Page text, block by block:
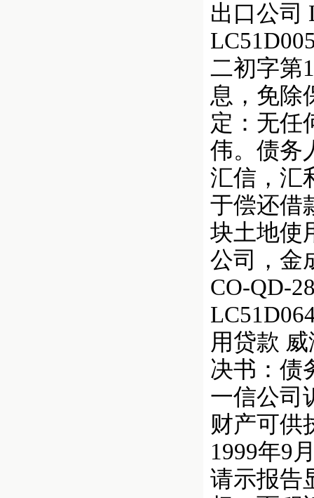
出口公司
二初字第
息，免除
定：无任
伟。债务
汇信，汇
于偿还借
块土地使
公司，金
CO-QD-
用贷款
决书：债
一信公司
财产可供
1999年9
请示报告